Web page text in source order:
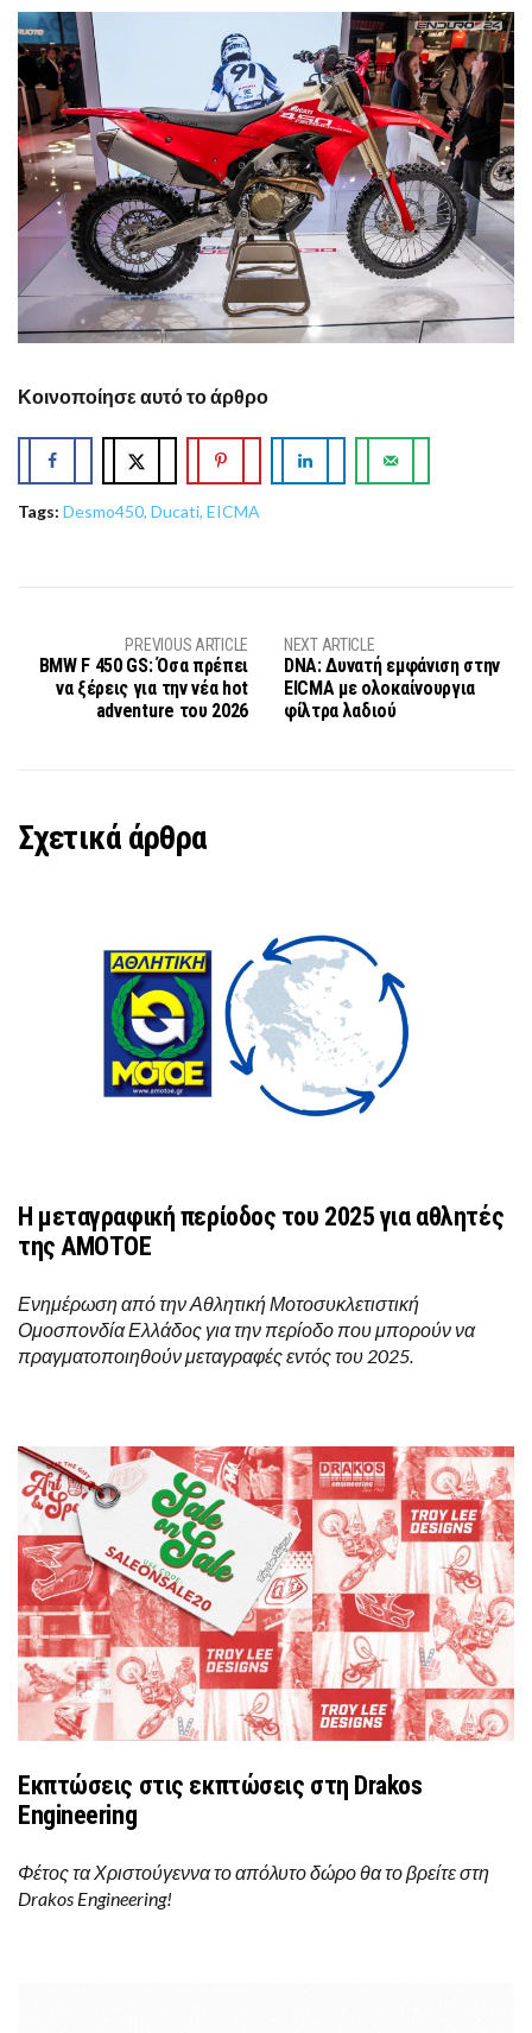
Κοινοποίησε αυτό το άρθρο
Tags: Desmo450, Ducati, EICMA
PREVIOUS ARTICLE
BMW F 450 GS: Όσα πρέπει
να ξέρεις για την νέα hot
adventure του 2026
NEXT ARTICLE
DNA: Δυνατή εμφάνιση στην
EICMA με ολοκαίνουργια
φίλτρα λαδιού
Σχετικά άρθρα
Η μεταγραφική περίοδος του 2025 για αθλητές
της ΑΜΟΤΟΕ
Ενημέρωση από την Αθλητική Μοτοσυκλετιστική
Ομοσπονδία Ελλάδος για την περίοδο που μπορούν να
πραγματοποιηθούν μεταγραφές εντός του 2025.
Εκπτώσεις στις εκπτώσεις στη Drakos
Engineering
Φέτος τα Χριστούγεννα το απόλυτο δώρο θα το βρείτε στη
Drakos Engineering!